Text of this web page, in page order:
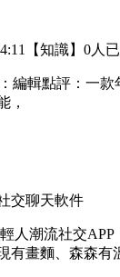
【知識】 0人
編輯點評：一
，
交聊天軟件
人潮流社交
有畫麵、森森有